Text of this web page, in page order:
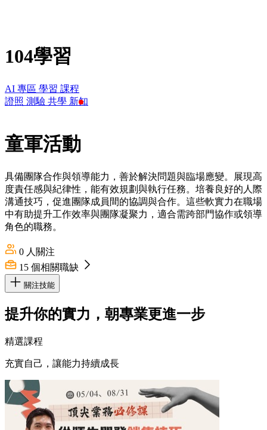
104學習
AI 專區 學習 課程
證照 測驗 共學 新知
童軍活動
具備團隊合作與領導能力，善於解決問題與臨場應變。展現高
度責任感與紀律性，能有效規劃與執行任務。培養良好的人際
溝通技巧，促進團隊成員間的協調與合作。這些軟實力在職場
中有助提升工作效率與團隊凝聚力，適合需跨部門協作或領導
角色的職務。
0 人關注
15 個相關職缺
關注技能
提升你的實力，朝專業更進一步
精選課程
充實自己，讓能力持續成長